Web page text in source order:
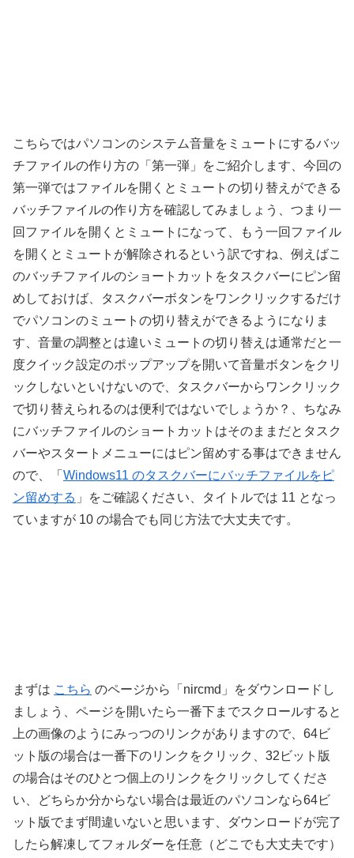
こちらではパソコンのシステム音量をミュートにするバッ
チファイルの作り方の「第一弾」をご紹介します、今回の
第一弾ではファイルを開くとミュートの切り替えができる
バッチファイルの作り方を確認してみましょう、つまり一
回ファイルを開くとミュートになって、もう一回ファイル
を開くとミュートが解除されるという訳ですね、例えばこ
のバッチファイルのショートカットをタスクバーにピン留
めしておけば、タスクバーボタンをワンクリックするだけ
でパソコンのミュートの切り替えができるようになりま
す、音量の調整とは違いミュートの切り替えは通常だと一
度クイック設定のポップアップを開いて音量ボタンをクリ
ックしないといけないので、タスクバーからワンクリック
で切り替えられるのは便利ではないでしょうか？、ちなみ
にバッチファイルのショートカットはそのままだとタスク
バーやスタートメニューにはピン留めする事はできません
ので、「 Windows11 のタスクバーにバッチファイルをピ
ン留めする 」をご確認ください、タイトルでは 11 となっ
ていますが 10 の場合でも同じ方法で大丈夫です。
まずは こちら のページから「nircmd」をダウンロードし
ましょう、ページを開いたら一番下までスクロールすると
上の画像のようにみっつのリンクがありますので、64ビ
ット版の場合は一番下のリンクをクリック、32ビット版
の場合はそのひとつ個上のリンクをクリックしてくださ
い、どちらか分からない場合は最近のパソコンなら64ビ
ット版でまず間違いないと思います、ダウンロードが完了
したら解凍してフォルダーを任意（どこでも大丈夫です）